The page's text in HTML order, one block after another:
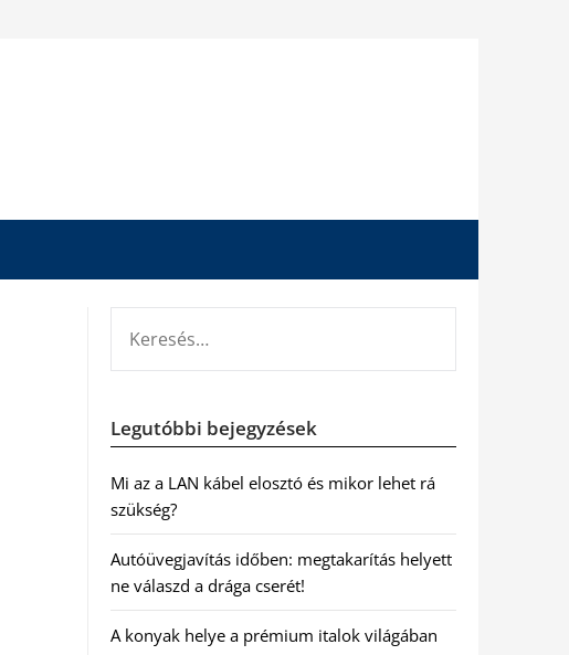
Legutóbbi bejegyzések
Mi az a LAN kábel elosztó és mikor lehet rá
szükség?
Autóüvegjavítás időben: megtakarítás helyett
ne válaszd a drága cserét!
A konyak helye a prémium italok világában